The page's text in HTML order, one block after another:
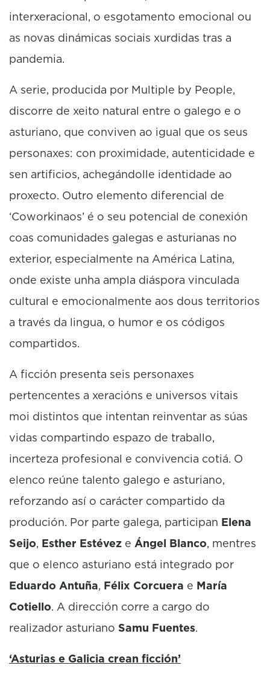
interxeracional, o esgotamento emocional ou
as novas dinámicas sociais xurdidas tras a
pandemia.
A serie, producida por Multiple by People,
discorre de xeito natural entre o galego e o
asturiano, que conviven ao igual que os seus
personaxes: con proximidade, autenticidade e
sen artificios, achegándolle identidade ao
proxecto. Outro elemento diferencial de
‘Coworkinaos’ é o seu potencial de conexión
coas comunidades galegas e asturianas no
exterior, especialmente na América Latina,
onde existe unha ampla diáspora vinculada
cultural e emocionalmente aos dous territorios
a través da lingua, o humor e os códigos
compartidos.
A ficción presenta seis personaxes
pertencentes a xeracións e universos vitais
moi distintos que intentan reinventar as súas
vidas compartindo espazo de traballo,
incerteza profesional e convivencia cotiá. O
elenco reúne talento galego e asturiano,
reforzando así o carácter compartido da
produción. Por parte galega, participan Elena
Seijo, Esther Estévez e Ángel Blanco, mentres
que o elenco asturiano está integrado por
Eduardo Antuña, Félix Corcuera e María
Cotiello. A dirección corre a cargo do
realizador asturiano Samu Fuentes.
‘Asturias e Galicia crean ficción’